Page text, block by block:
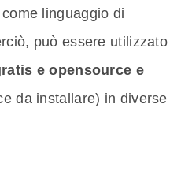
linguaggio di
può essere utilizzato
e opensource e
da installare) in diverse